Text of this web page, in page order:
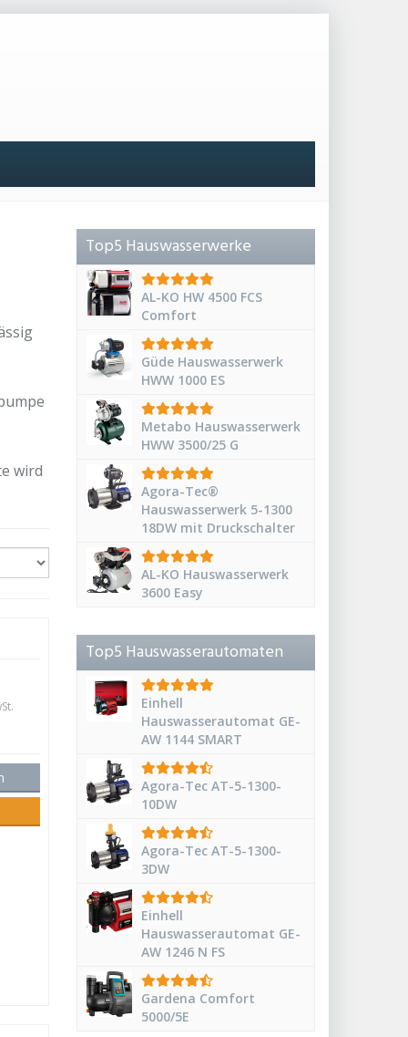
wird
Top5 Hauswasserwerke
AL-KO HW 4500 FCS
Comfort
Güde Hauswasserwerk
HWW 1000 ES
Metabo Hauswasserwerk
HWW 3500/25 G
Agora-Tec®
Hauswasserwerk 5-1300
18DW mit Druckschalter
AL-KO Hauswasserwerk
3600 Easy
Top5 Hauswasserautomaten
Einhell
Hauswasserautomat GE-
AW 1144 SMART
Agora-Tec AT-5-1300-
10DW
Agora-Tec AT-5-1300-
3DW
Einhell
Hauswasserautomat GE-
AW 1246 N FS
Gardena Comfort
5000/5E